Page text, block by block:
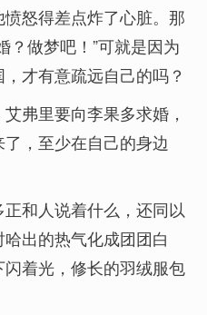
怒得差点炸了心脏。那
？做梦吧！”可就是因为
才有意疏远自己的吗？
弗里要向李果多求婚，
，至少在自己的身边
和人说着什么，还同以
出的热气化成团团白
着光，修长的羽绒服包